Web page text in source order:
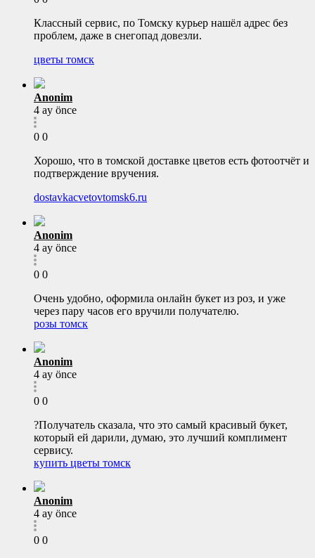
Классный сервис, по Томску курьер нашёл адрес без
проблем, даже в снегопад довезли.
цветы томск
Anonim
4 ay önce
0 0
Хорошо, что в томской доставке цветов есть фотоотчёт и
подтверждение вручения.
dostavkacvetovtomsk6.ru
Anonim
4 ay önce
0 0
Очень удобно, оформила онлайн букет из роз, и уже
через пару часов его вручили получателю.
розы томск
Anonim
4 ay önce
0 0
?Получатель сказала, что это самый красивый букет,
который ей дарили, думаю, это лучший комплимент
сервису.
купить цветы томск
Anonim
4 ay önce
0 0